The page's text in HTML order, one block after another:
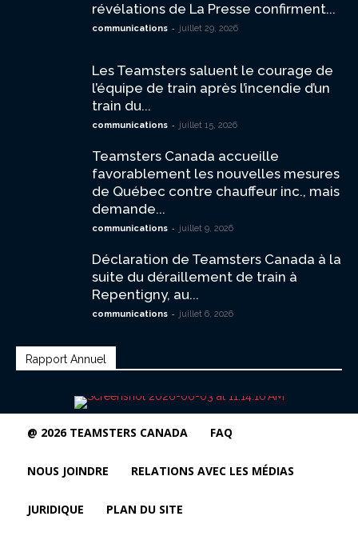
révélations de La Presse confirment...
communications - juillet 29, 2026
Les Teamsters saluent le courage de
l’équipe de train après l’incendie d’un
train du...
communications - juillet 15, 2026
Teamsters Canada accueille
favorablement les nouvelles mesures
de Québec contre chauffeur inc., mais
demande...
communications - juillet 9, 2026
Déclaration de Teamsters Canada à la
suite du déraillement de train à
Repentigny, au...
communications - juillet 6, 2026
Rapport Annuel
@ 2026 TEAMSTERS CANADA FAQ
NOUS JOINDRE RELATIONS AVEC LES MÉDIAS
JURIDIQUE PLAN DU SITE